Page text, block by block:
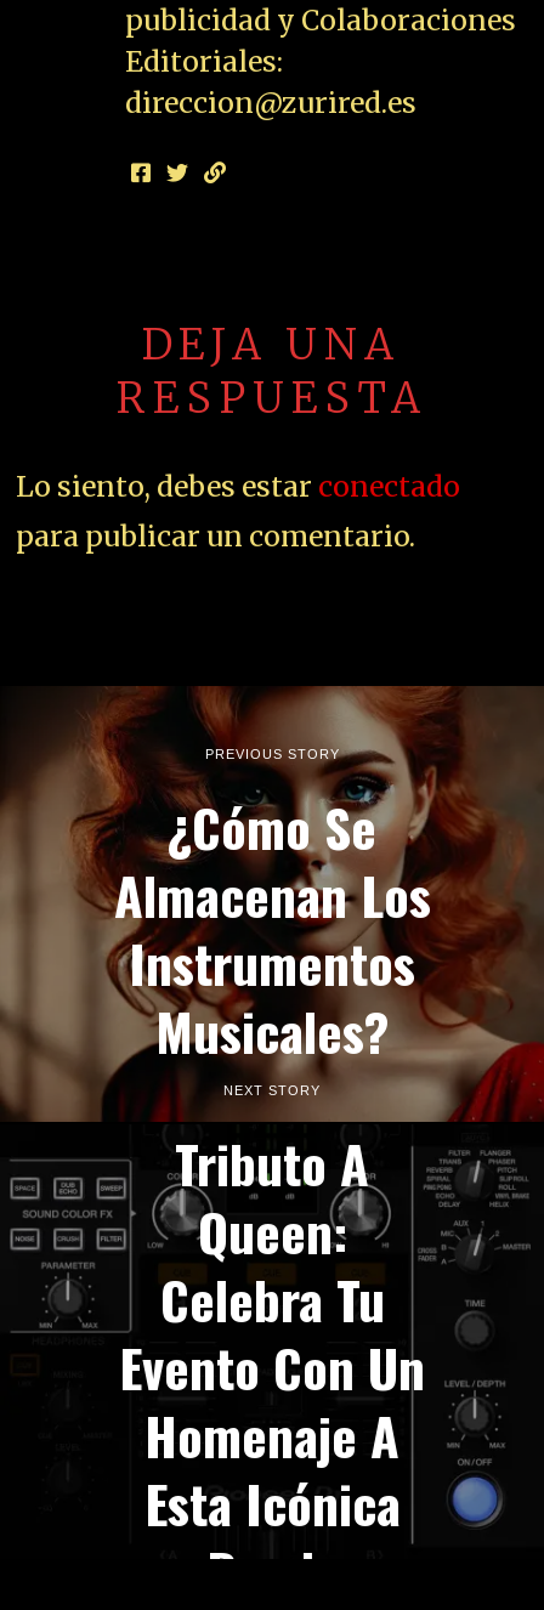
publicidad y Colaboraciones
Editoriales:
direccion@zurired.es
DEJA UNA
RESPUESTA
Lo siento, debes estar conectado
para publicar un comentario.
PREVIOUS STORY
¿Cómo Se
Almacenan Los
Instrumentos
Musicales?
NEXT STORY
Tributo A
Queen:
Celebra Tu
Evento Con Un
Homenaje A
Esta Icónica
Banda